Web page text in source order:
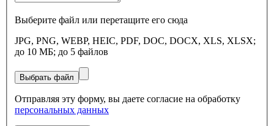
Выберите файл или перетащите его сюда
JPG, PNG, WEBP, HEIC, PDF, DOC, DOCX, XLS, XLSX;
до 10 МБ; до 5 файлов
Выбрать файл
Отправляя эту форму, вы даете согласие на обработку
персональных данных